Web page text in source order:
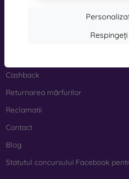
Respingeți
Cashback
Returnarea mărfurilor
Reclamatii
Contact
Blog
Statutul concursului Facebook